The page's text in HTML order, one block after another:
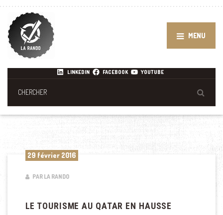
MENU
LINKEDIN FACEBOOK YOUTUBE
29 février 2016
PAR LA RANDO
LE TOURISME AU QATAR EN HAUSSE